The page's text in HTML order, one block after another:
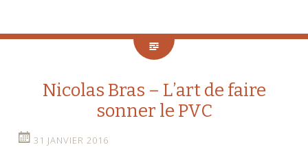
Nicolas Bras – L’art de faire
sonner le PVC
31 JANVIER 2016